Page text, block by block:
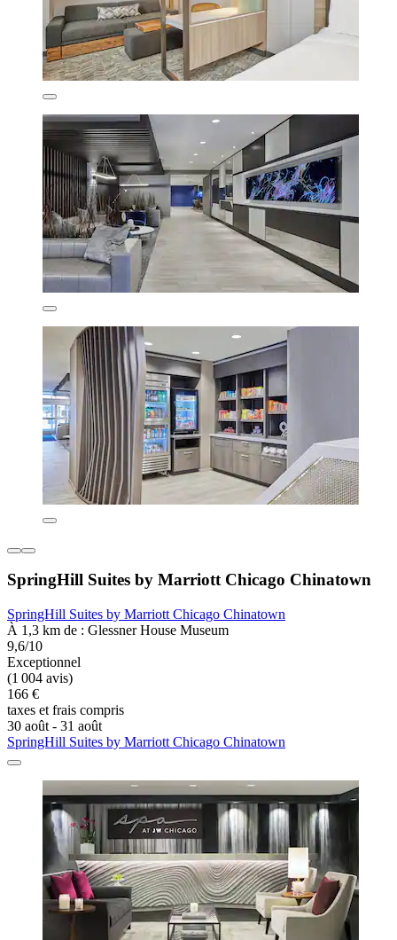
SpringHill Suites by Marriott Chicago Chinatown
SpringHill Suites by Marriott Chicago Chinatown
À 1,3 km de : Glessner House Museum
9,6/10
Exceptionnel
(1 004 avis)
166 €
taxes et frais compris
30 août - 31 août
SpringHill Suites by Marriott Chicago Chinatown